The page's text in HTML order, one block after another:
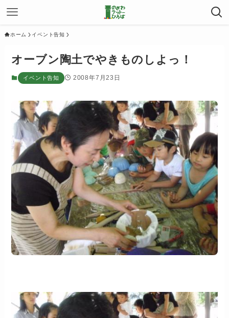
ホーム イベント告知
オーブン陶土でやきものしよっ！
イベント告知 2008年7月23日